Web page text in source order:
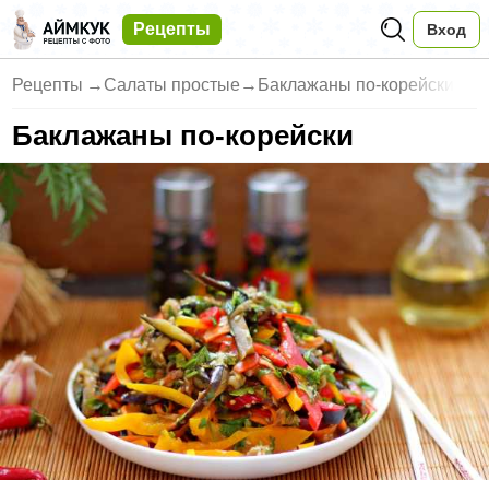
Рецепты Вход
Рецепты → Салаты простые → Баклажаны по-корейски
Баклажаны по-корейски